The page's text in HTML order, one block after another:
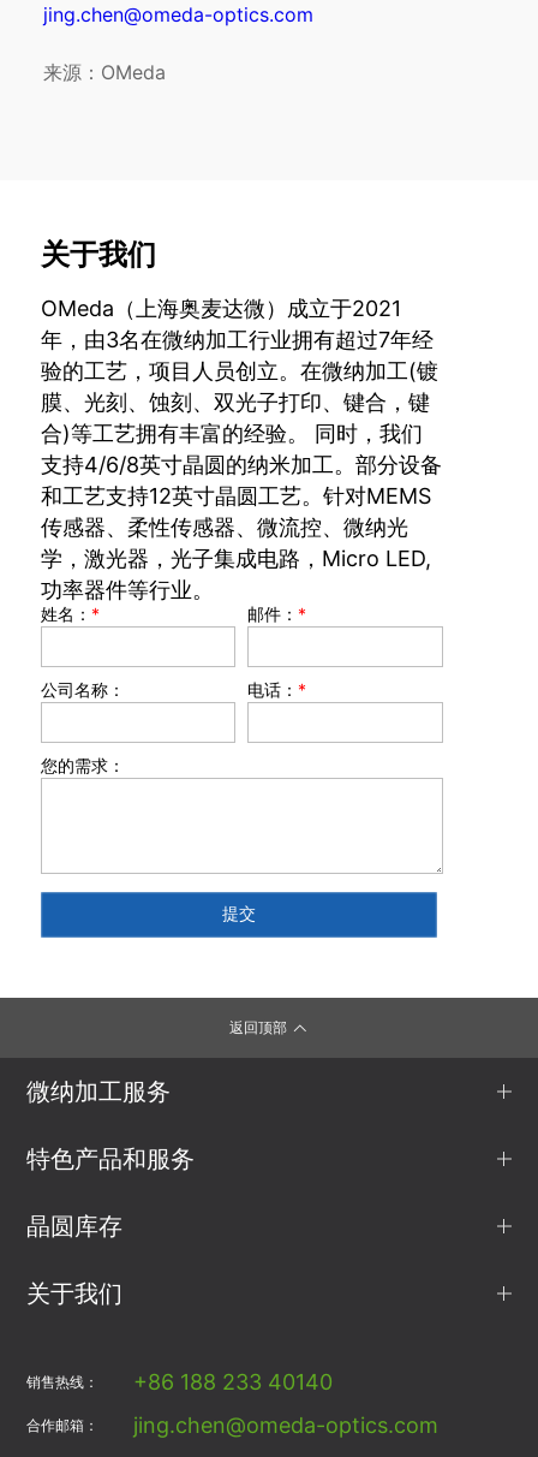
jing.chen@omeda-optics.com
来源：OMeda
关于我们
OMeda（上海奥麦达微）成立于2021
年，由3名在微纳加工行业拥有超过7年经
验的工艺，项目人员创立。在微纳加工(镀
膜、光刻、蚀刻、双光子打印、键合，键
合)等工艺拥有丰富的经验。 同时，我们
支持4/6/8英寸晶圆的纳米加工。部分设备
和工艺支持12英寸晶圆工艺。针对MEMS
传感器、柔性传感器、微流控、微纳光
学，激光器，光子集成电路，Micro LED,
功率器件等行业。
姓名： * 邮件： *
公司名称： 电话： *
您的需求：
返回顶部
微纳加工服务
特色产品和服务
晶圆库存
关于我们
销售热线： +86 188 233 40140
合作邮箱： jing.chen@omeda-optics.com